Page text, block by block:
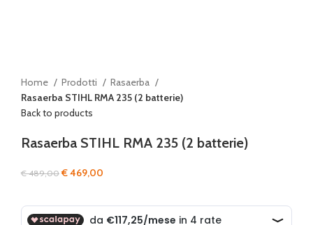
Home Prodotti
Rasaerba
Rasaerba STIHL RMA 235 (2 batterie)
Back to products
Rasaerba STIHL RMA 235 (2 batterie)
€489,00Il
era:
€469,00
è: